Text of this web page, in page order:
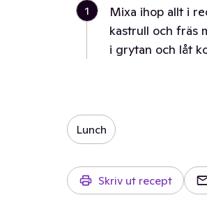
1
Mixa ihop allt i
kastrull och fräs
i grytan och låt
Lunch
Skriv ut recept